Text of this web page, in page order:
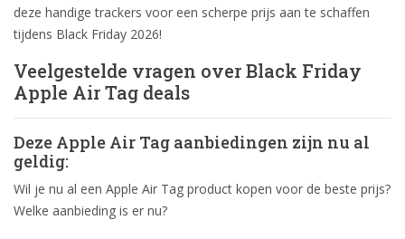
deze handige trackers voor een scherpe prijs aan te schaffen
tijdens Black Friday 2026!
Veelgestelde vragen over Black Friday
Apple Air Tag deals
Deze Apple Air Tag aanbiedingen zijn nu al
geldig:
Wil je nu al een Apple Air Tag product kopen voor de beste prijs?
Welke aanbieding is er nu?